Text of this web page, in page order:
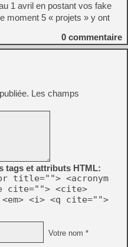
1 avril en postant vos fake
moment 5 « projets » y ont
0 commentaire
Les champs
tags et attributs HTML:
title=""> <acronym
cite=""> <cite>
<i> <q cite="">
Votre nom *